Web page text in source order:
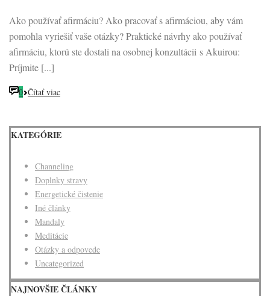
Ako používať afirmáciu? Ako pracovať s afirmáciou, aby vám
pomohla vyriešiť vaše otázky? Praktické návrhy ako používať
afirmáciu, ktorú ste dostali na osobnej konzultácii s Akuirou:
Príjmite [...]
0 Čítať viac
KATEGÓRIE
Channeling
Doplnky stravy
Energetické čistenie
Iné články
Mandaly
Meditácie
Otázky a odpovede
Uncategorized
NAJNOVŠIE ČLÁNKY